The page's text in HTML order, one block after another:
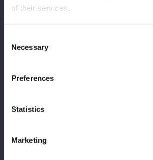
of their services.
Selection
Necessary
Preferences
Statistics
Marketing
■視聴チケット販売期間
2026年1月4日(日)23:59 まで
います。
場合がございます。
2025』 PPVはこちら！
https://mystardom.wwr-